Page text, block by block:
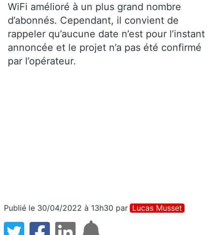
WiFi amélioré à un plus grand nombre
d’abonnés. Cependant, il convient de
rappeler qu’aucune date n’est pour l’instant
annoncée et le projet n’a pas été confirmé
par l’opérateur.
Publié le 30/04/2022 à 13h30 par Lucas Musset